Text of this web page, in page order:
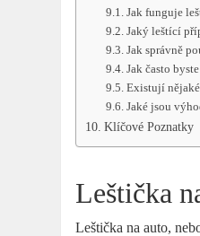
Jak funguje
Jaký leštící
Jak správně
Jak často
Existují
Jaké jsou
Klíčové Poznatky
Leštička
Leštička na auto,